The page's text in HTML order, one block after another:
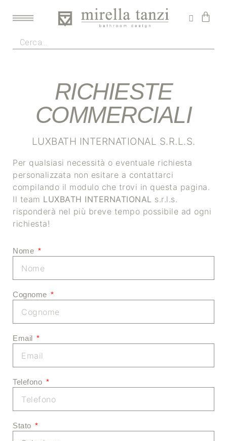
RICHIESTE
COMMERCIALI
LUXBATH INTERNATIONAL S.R.L.S.
Per qualsiasi necessità o eventuale richiesta
personalizzata non esitare a contattarci
compilando il modulo che trovi in questa pagina.
Il team LUXBATH INTERNATIONAL s.r.l.s.
risponderà nel più breve tempo possibile ad ogni
richiesta!
Nome
Cognome
Email
Telefono
Stato